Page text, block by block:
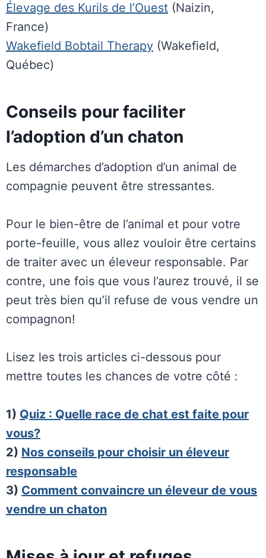
Élevage des Kurils de l’Ouest (Naizin,
France)
Wakefield Bobtail Therapy (Wakefield,
Québec)
Conseils pour faciliter
l’adoption d’un chaton
Les démarches d’adoption d’un animal de
compagnie peuvent être stressantes.
Pour le bien-être de l’animal et pour votre
porte-feuille, vous allez vouloir être certains
de traiter avec un éleveur responsable. Par
contre, une fois que vous l’aurez trouvé, il se
peut très bien qu’il refuse de vous vendre un
compagnon!
Lisez les trois articles ci-dessous pour
mettre toutes les chances de votre côté :
1) Quiz : Quelle race de chat est faite pour
vous?
2) Nos conseils pour choisir un éleveur
responsable
3) Comment convaincre un éleveur de vous
vendre un chaton